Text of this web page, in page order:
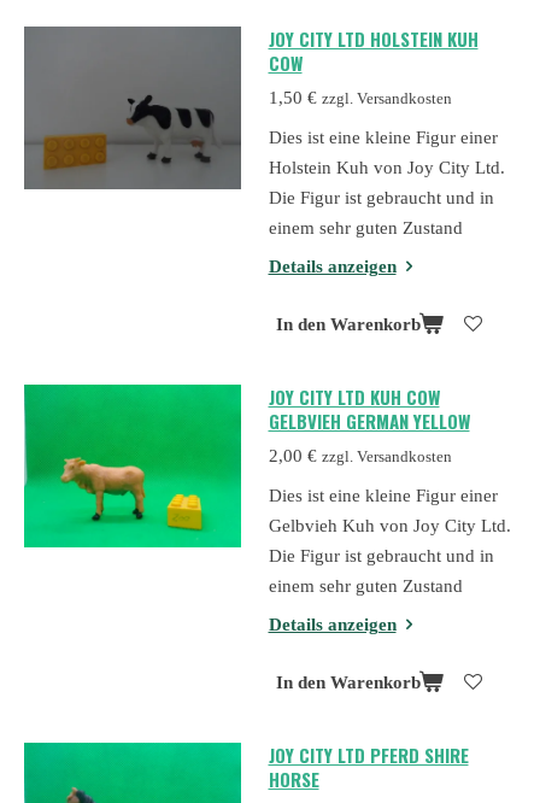
JOY CITY LTD HOLSTEIN KUH
COW
1,50 € zzgl. Versandkosten
Dies ist eine kleine Figur einer
Holstein Kuh von Joy City Ltd.
Die Figur ist gebraucht und in
einem sehr guten Zustand
Details anzeigen
In den Warenkorb
JOY CITY LTD KUH COW
GELBVIEH GERMAN YELLOW
2,00 € zzgl. Versandkosten
Dies ist eine kleine Figur einer
Gelbvieh Kuh von Joy City Ltd.
Die Figur ist gebraucht und in
einem sehr guten Zustand
Details anzeigen
In den Warenkorb
JOY CITY LTD PFERD SHIRE
HORSE